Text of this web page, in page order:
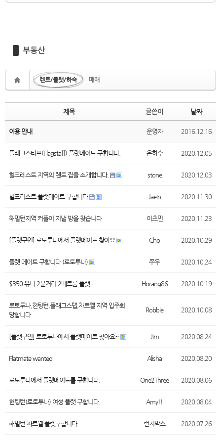
부동산
렌트/플랫/하숙 매매
제목 글쓴이 날짜
이용 안내 운영자 2016.12.16
플래그스타프(Flagstaff) 플랫메이트 구합니다. 은하수 2020.12.05
힐크레스트 지역의 렌트 집을 소개합니다. stone 2020.12.03
힐크리스트 플랫메이트 구합니다 Jaein 2020.11.30
해밀턴지역 커플이 지낼 방을 찾습니다 이츠민 2020.11.23
[플랫구인] 로토투나에서 플랫메이트 찾아요 Cho 2020.10.29
플렛 메이트 구합니다 (로토투나) 쭈우 2020.10.24
$350 유니 2분거리 2베트룸 플랫 Horang86 2020.10.19
로토투나,헌팅턴,플래그스탭,차트웰 지역 입주희
망합니다
Robbie 2020.10.08
[플랫구인] 로토투나에서 플랫메이트 찾아요~ Jim 2020.08.24
Flatmate wanted Alisha 2020.08.20
로토투나에서 플랫메이트를 구합니다. One2Three 2020.08.06
헌팅턴(로토투나) 여성 플랫 구합니다. Amy!! 2020.08.04
해밀턴 차트웰 플렛구합니다. 런치박스 2020.07.26